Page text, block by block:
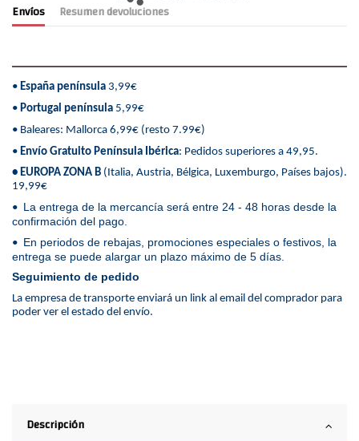
Envíos Resumen devoluciones
• España península 3,99€
• Portugal península 5,99€
• Baleares: Mallorca 6,99€ (resto 7.99€)
• Envío Gratuito Península Ibérica: Pedidos superiores a 49,95.
• EUROPA ZONA B (Italia, Austria, Bélgica, Luxemburgo, Países bajos).
19,99€
• La entrega de la mercancía será entre 24 - 48 horas desde la
confirmación del pago.
• En periodos de rebajas, promociones especiales o festivos, la
entrega se puede alargar un plazo máximo de 5 días.
Seguimiento de pedido
La empresa de transporte enviará un link al email del comprador para
poder ver el estado del envío.
Descripción